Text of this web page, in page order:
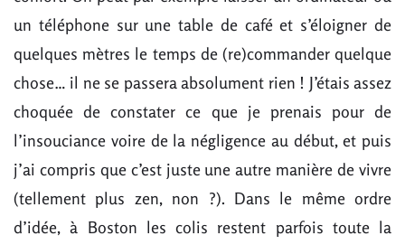
un téléphone sur une table de café et s’éloigner de
quelques mètres le temps de (re)commander quelque
chose… il ne se passera absolument rien ! J’étais assez
choquée de constater ce que je prenais pour de
l’insouciance voire de la négligence au début, et puis
j’ai compris que c’est juste une autre manière de vivre
(tellement plus zen, non ?). Dans le même ordre
d’idée, à Boston les colis restent parfois toute la